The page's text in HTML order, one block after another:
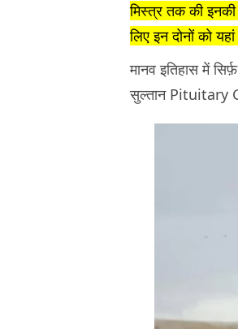
मिस्त्र तक की
लिए इन दोनों को
मानव इतिहास में
सुल्तान Pituitary